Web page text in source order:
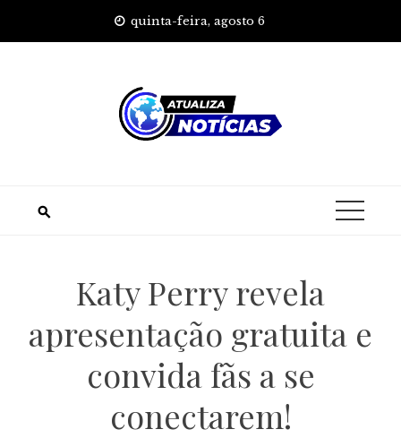
quinta-feira, agosto 6
Katy Perry revela
apresentação gratuita e
convida fãs a se
conectarem!